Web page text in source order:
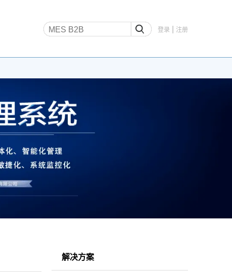
登录 注册
解决方案